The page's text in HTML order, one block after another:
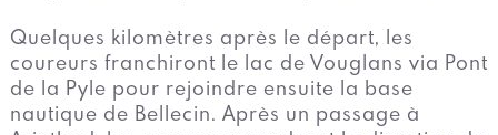
Quelques kilomètres après le départ, les
coureurs franchiront le lac de Vouglans via Pont
de la Pyle pour rejoindre ensuite la base
nautique de Bellecin. Après un passage à